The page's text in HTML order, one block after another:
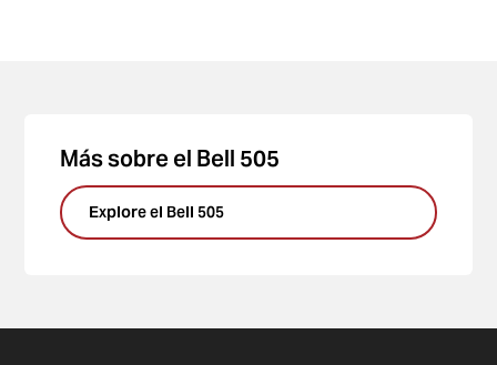
Más sobre el Bell 505
Explore el Bell 505